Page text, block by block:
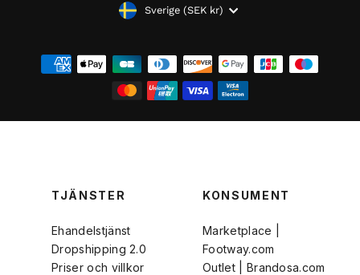
VALUTASverige (SEK kr)
TJÄNSTER
Ehandelstjänst
Dropshipping 2.0
Priser och villkor
KONSUMENT
Marketplace |
Footway.com
Outlet | Brandosa.com